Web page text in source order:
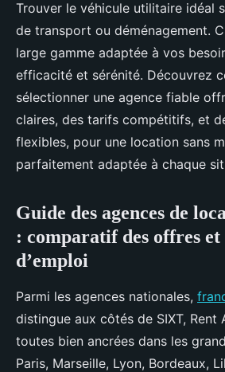
Agences de
trouvons le véhicule
Soan•30 juillet 2025•6 min de lecture
Trouver le véhicule utilitaire idéal
de transport ou déménagement.
large gamme adaptée à vos
efficacité et sérénité. Découvrez
sélectionner une agence fiable
claires, des tarifs compétitifs, et
flexibles, pour une location sans
parfaitement adaptée à chaque
Guide des agences de
: comparatif des offres et
d’emploi
Parmi les agences nationales,
distingue aux côtés de SIXT, Rent
toutes bien ancrées dans les
Paris, Marseille, Lyon, Bordeaux,